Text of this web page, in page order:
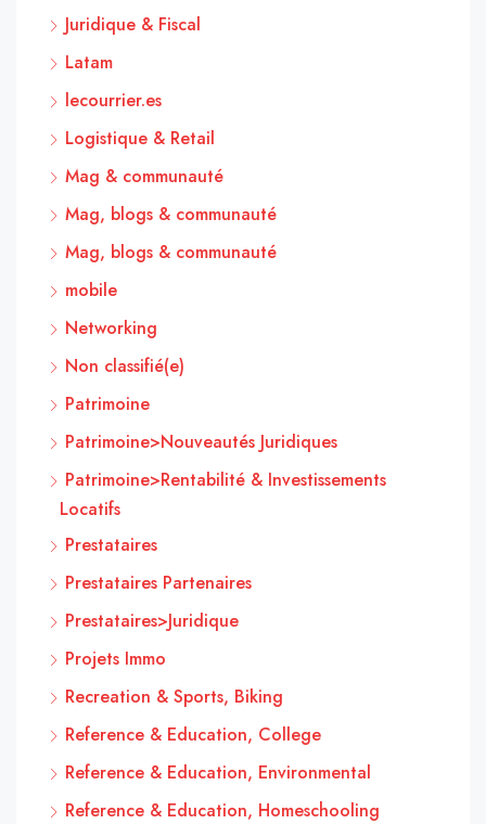
Juridique & Fiscal
Latam
lecourrier.es
Logistique & Retail
Mag & communauté
Mag, blogs & communauté
Mag, blogs & communauté
mobile
Networking
Non classifié(e)
Patrimoine
Patrimoine>Nouveautés Juridiques
Patrimoine>Rentabilité & Investissements
Locatifs
Prestataires
Prestataires Partenaires
Prestataires>Juridique
Projets Immo
Recreation & Sports, Biking
Reference & Education, College
Reference & Education, Environmental
Reference & Education, Homeschooling